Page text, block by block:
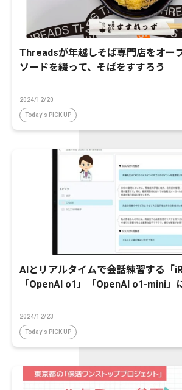
Threadsが年越しそば専門店をオー
ソードを綴って、そばをすすろう
2024/12/20
Today's PICK UP
AIとリアルタイムで会話練習する「
「OpenAI o1」「OpenAI o1-mini」
2024/12/23
Today's PICK UP